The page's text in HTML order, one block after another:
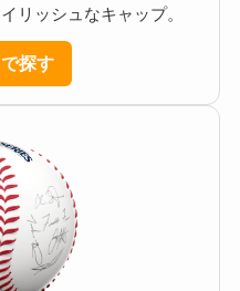
リッシュなキャップ。
探す